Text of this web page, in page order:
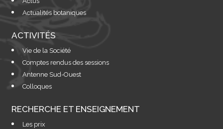
Actualités botaniques
ACTIVITÉS
Vie de la Société
Comptes rendus des sessions
Antenne Sud-Ouest
Colloques
RECHERCHE ET ENSEIGNEMENT
Les prix